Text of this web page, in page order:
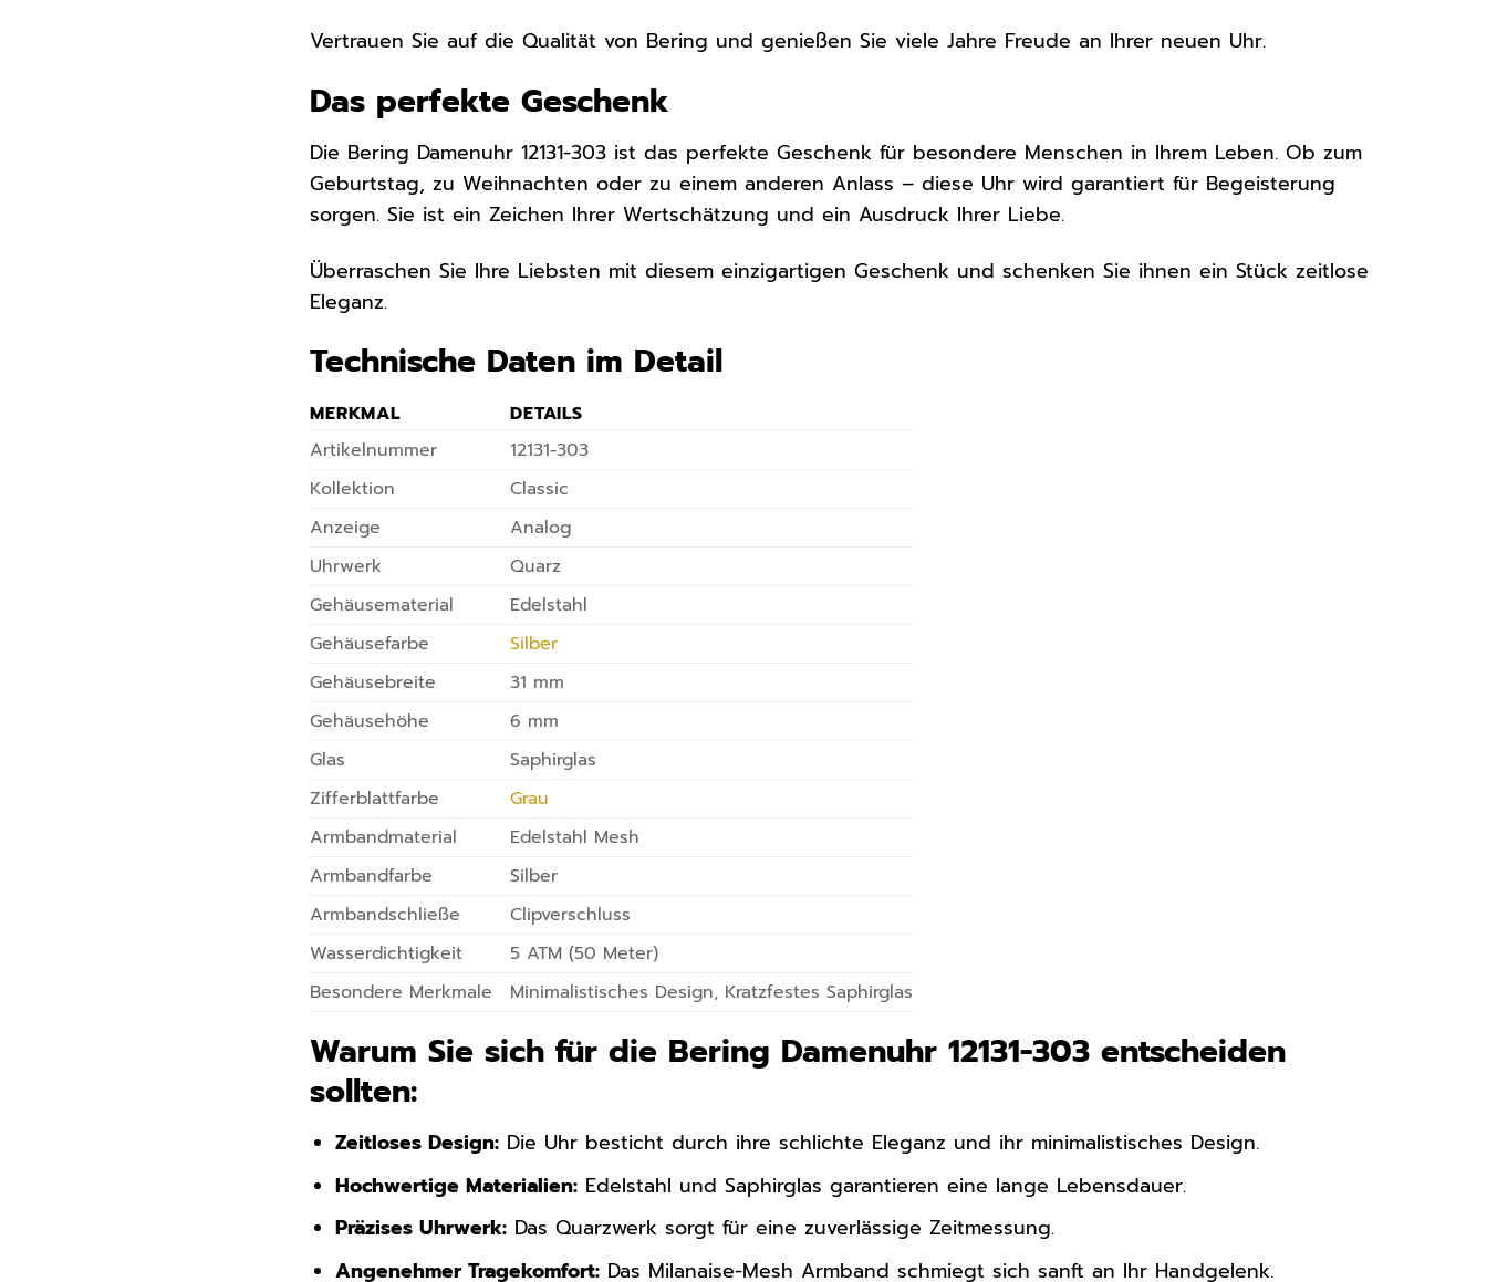
Vertrauen Sie auf die Qualität von Bering und genießen Sie viele Jahre Freude an Ihrer neuen Uhr.
Das perfekte Geschenk
Die Bering Damenuhr 12131-303 ist das perfekte Geschenk für besondere Menschen in Ihrem Leben. Ob zum
Geburtstag, zu Weihnachten oder zu einem anderen Anlass – diese Uhr wird garantiert für Begeisterung
sorgen. Sie ist ein Zeichen Ihrer Wertschätzung und ein Ausdruck Ihrer Liebe.
Überraschen Sie Ihre Liebsten mit diesem einzigartigen Geschenk und schenken Sie ihnen ein Stück zeitlose
Eleganz.
Technische Daten im Detail
MERKMAL
DETAILS
Artikelnummer
12131-303
Kollektion
Classic
Anzeige
Analog
Uhrwerk
Quarz
Gehäusematerial
Edelstahl
Gehäusefarbe
Silber
Gehäusebreite
31 mm
Gehäusehöhe
6 mm
Glas
Saphirglas
Zifferblattfarbe
Grau
Armbandmaterial
Edelstahl Mesh
Armbandfarbe
Silber
Armbandschließe
Clipverschluss
Wasserdichtigkeit
5 ATM (50 Meter)
Besondere Merkmale
Minimalistisches Design, Kratzfestes Saphirglas
Warum Sie sich für die Bering Damenuhr 12131-303 entscheiden
sollten:
Zeitloses Design: Die Uhr besticht durch ihre schlichte Eleganz und ihr minimalistisches Design.
Hochwertige Materialien: Edelstahl und Saphirglas garantieren eine lange Lebensdauer.
Präzises Uhrwerk: Das Quarzwerk sorgt für eine zuverlässige Zeitmessung.
Angenehmer Tragekomfort: Das Milanaise-Mesh Armband schmiegt sich sanft an Ihr Handgelenk.